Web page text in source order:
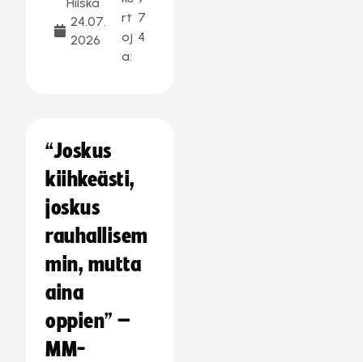
24.07.
2026
rt
oj
a:
7
4
“Joskus
kiihkeästi,
joskus
rauhallisem
min, mutta
aina
oppien” –
MM-